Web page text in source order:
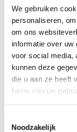
We gebruiken
personaliseren,
om ons
informatie over uw
voor social media,
kunnen deze
die u aan ze heeft
basis van uw
Noodzakelijk
van ons